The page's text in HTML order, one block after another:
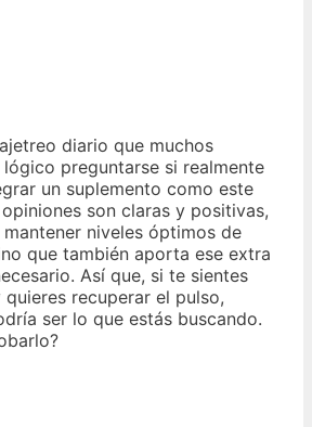
diario que muchos
preguntarse si realmente
un suplemento como este
son claras y positivas,
niveles óptimos de
que también aporta ese extra
Así que, si te sientes
recuperar el pulso,
ser lo que estás buscando.